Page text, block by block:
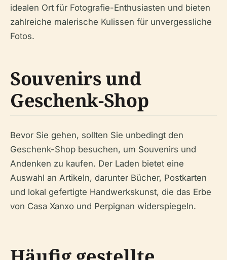
idealen Ort für Fotografie-Enthusiasten und bieten
zahlreiche malerische Kulissen für unvergessliche
Fotos.
Souvenirs und
Geschenk-Shop
Bevor Sie gehen, sollten Sie unbedingt den
Geschenk-Shop besuchen, um Souvenirs und
Andenken zu kaufen. Der Laden bietet eine
Auswahl an Artikeln, darunter Bücher, Postkarten
und lokal gefertigte Handwerkskunst, die das Erbe
von Casa Xanxo und Perpignan widerspiegeln.